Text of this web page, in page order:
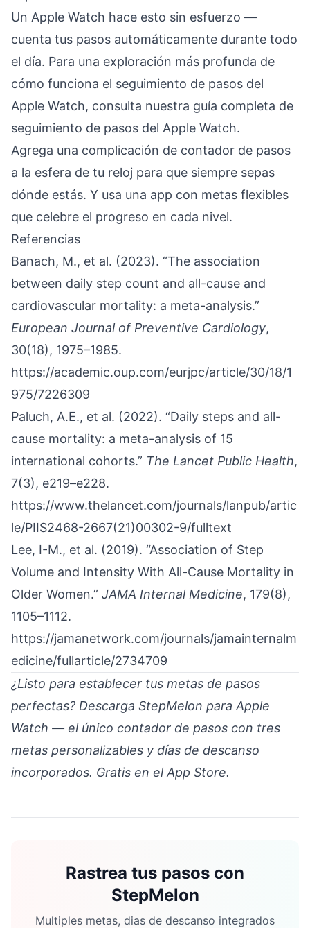
Un Apple Watch hace esto sin esfuerzo —
cuenta tus pasos automáticamente durante todo
el día. Para una exploración más profunda de
cómo funciona el seguimiento de pasos del
Apple Watch, consulta nuestra guía completa de
seguimiento de pasos del Apple Watch.
Agrega una complicación de contador de pasos
a la esfera de tu reloj para que siempre sepas
dónde estás. Y usa una app con metas flexibles
que celebre el progreso en cada nivel.
Referencias
Banach, M., et al. (2023). “The association
between daily step count and all-cause and
cardiovascular mortality: a meta-analysis.”
European Journal of Preventive Cardiology,
30(18), 1975–1985.
https://academic.oup.com/eurjpc/article/30/18/1
975/7226309
Paluch, A.E., et al. (2022). “Daily steps and all-
cause mortality: a meta-analysis of 15
international cohorts.” The Lancet Public Health,
7(3), e219–e228.
https://www.thelancet.com/journals/lanpub/artic
le/PIIS2468-2667(21)00302-9/fulltext
Lee, I-M., et al. (2019). “Association of Step
Volume and Intensity With All-Cause Mortality in
Older Women.” JAMA Internal Medicine, 179(8),
1105–1112.
https://jamanetwork.com/journals/jamainternalm
edicine/fullarticle/2734709
¿Listo para establecer tus metas de pasos
perfectas? Descarga StepMelon para Apple
Watch — el único contador de pasos con tres
metas personalizables y días de descanso
incorporados. Gratis en el App Store.
Rastrea tus pasos con
StepMelon
Multiples metas, dias de descanso integrados